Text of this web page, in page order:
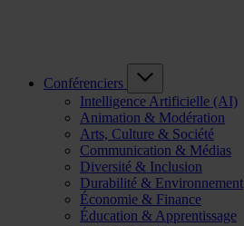
Conférenciers
Intelligence Artificielle (AI)
Animation & Modération
Arts, Culture & Société
Communication & Médias
Diversité & Inclusion
Durabilité & Environnement
Économie & Finance
Éducation & Apprentissage